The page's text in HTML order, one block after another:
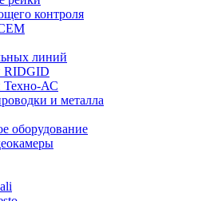
контроля
линий
RIDGID
Техно-АС
и металла
оборудование